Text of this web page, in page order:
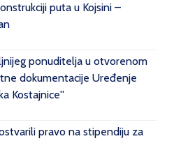
puta u Kojsini –
ponuditelja u otvorenom
dokumentacije Uređenje
Kostajnice''
pravo na stipendiju za